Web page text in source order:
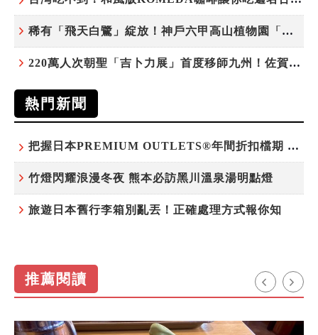
稀有「飛天白鷺」綻放！神戶六甲高山植物園「鷺草」珍貴現身
220萬人次朝聖「吉卜力展」首度移師九州！佐賀站早鳥平日套票8/10搶先開賣
熱門新聞
把握日本PREMIUM OUTLETS®年間折扣檔期 越買越划算
竹燈閃耀浪漫冬夜 熊本必訪黑川溫泉湯明點燈
旅遊日本舊行李箱別亂丟！正確處理方式報你知
推薦閱讀